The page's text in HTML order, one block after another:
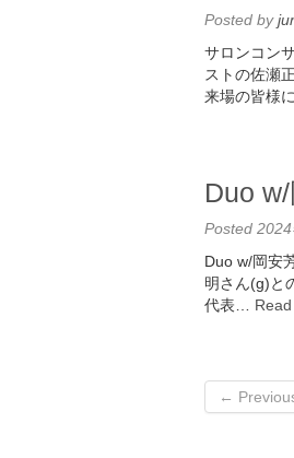
Posted by
サロンコン
ストの佐瀬
来場の皆様
Duo
Posted
Duo w/岡安
明さん(g)と
代表…
←